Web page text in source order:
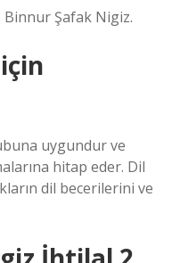
Binnur Şafak Nigiz.
uygundur ve
hitap eder. Dil
dil becerilerini ve